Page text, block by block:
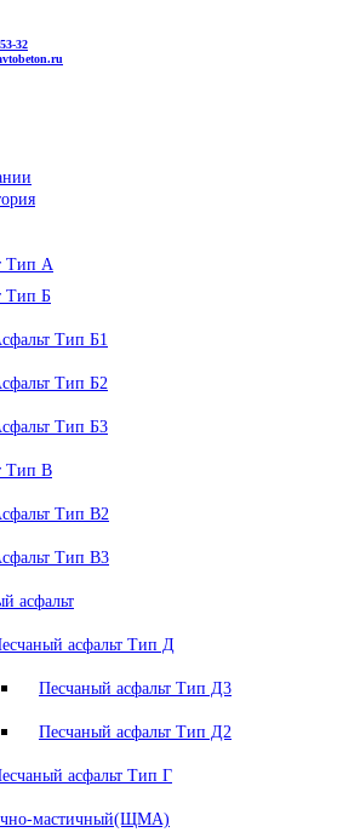
32
Тип А
Тип Б
Тип Б1
Тип Б2
Тип Б3
Тип В
Тип В2
Тип В3
асфальт
асфальт Тип Д
Песчаный асфальт Тип Д3
Песчаный асфальт Тип Д2
асфальт Тип Г
мастичный(ЩМА)